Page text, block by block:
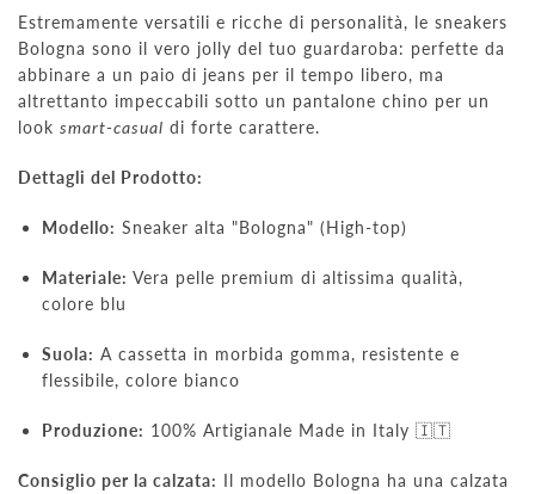
Estremamente versatili e ricche di personalità, le sneakers
Bologna sono il vero jolly del tuo guardaroba: perfette da
abbinare a un paio di jeans per il tempo libero, ma
altrettanto impeccabili sotto un pantalone chino per un
look smart-casual di forte carattere.
Dettagli del Prodotto:
Modello: Sneaker alta "Bologna" (High-top)
Materiale: Vera pelle premium di altissima qualità,
colore blu
Suola: A cassetta in morbida gomma, resistente e
flessibile, colore bianco
Produzione: 100% Artigianale Made in Italy 🇮🇹
Consiglio per la calzata: Il modello Bologna ha una calzata